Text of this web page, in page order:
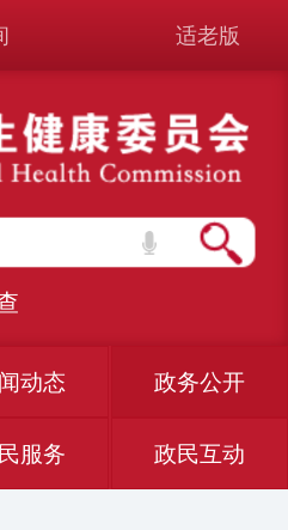
适老版
动态 政务公开
服务 政民互动